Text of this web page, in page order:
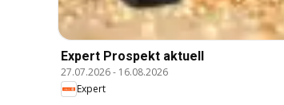
Expert Prospekt aktuell
27.07.2026- 16.08.2026
Expert